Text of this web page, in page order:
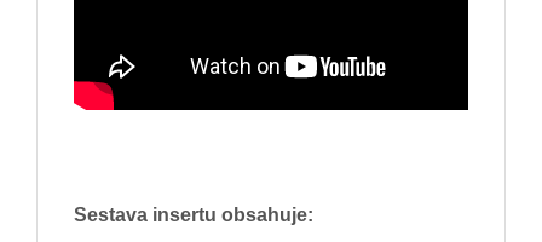
Sestava insertu obsahuje: